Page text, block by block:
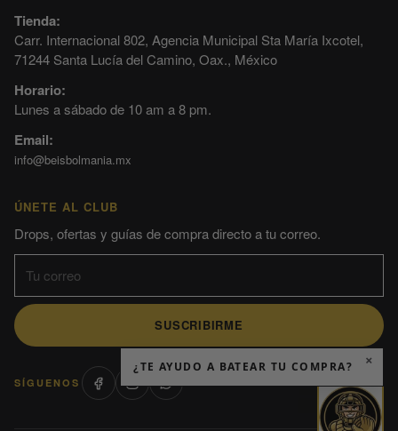
Tienda:
Carr. Internacional 802, Agencia Municipal Sta María Ixcotel,
71244 Santa Lucía del Camino, Oax., México
Horario:
Lunes a sábado de 10 am a 8 pm.
Email:
info@beisbolmania.mx
ÚNETE AL CLUB
Drops, ofertas y guías de compra directo a tu correo.
SUSCRIBIRME
SÍGUENOS
×
¿TE AYUDO A BATEAR TU COMPRA?